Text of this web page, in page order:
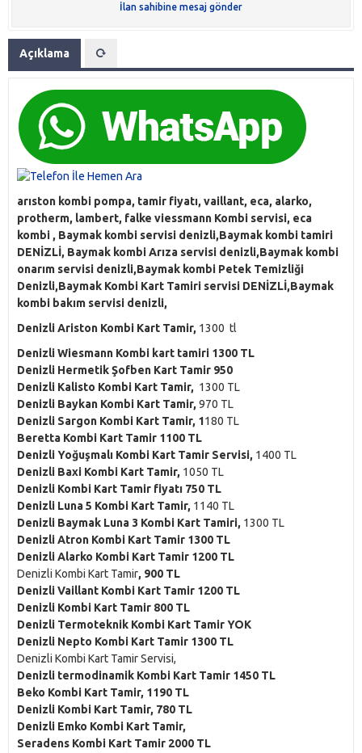
İlan sahibine mesaj gönder
Açıklama
arıston kombi pompa, tamir fiyatı, vaillant, eca, alarko,
protherm, lambert, falke viessmann Kombi servisi, eca
kombi , Baymak kombi servisi denizli,Baymak kombi tamiri
DENİZLİ, Baymak kombi Arıza servisi denizli,Baymak kombi
onarım servisi denizli,Baymak kombi Petek Temizliği
Denizli,Baymak Kombi Kart Tamiri servisi DENİZLİ,Baymak
kombi bakım servisi denizli,
Denizli Ariston Kombi Kart Tamir, 1300 tl
Denizli Wiesmann Kombi kart tamiri 1300 TL
Denizli Hermetik Şofben Kart Tamir 950
Denizli Kalisto Kombi Kart Tamir, 1300 TL
Denizli Baykan Kombi Kart Tamir, 970 TL
Denizli Sargon Kombi Kart Tamir, 1180 TL
Beretta Kombi Kart Tamir 1100 TL
Denizli Yoğuşmalı Kombi Kart Tamir Servisi, 1400 TL
Denizli Baxi Kombi Kart Tamir, 1050 TL
Denizli Kombi Kart Tamir fiyatı 750 TL
Denizli Luna 5 Kombi Kart Tamir, 1140 TL
Denizli Baymak Luna 3 Kombi Kart Tamiri, 1300 TL
Denizli Atron Kombi Kart Tamir 1300 TL
Denizli Alarko Kombi Kart Tamir 1200 TL
Denizli Kombi Kart Tamir, 900 TL
Denizli Vaillant Kombi Kart Tamir 1200 TL
Denizli Kombi Kart Tamir 800 TL
Denizli Termoteknik Kombi Kart Tamir YOK
Denizli Nepto Kombi Kart Tamir 1300 TL
Denizli Kombi Kart Tamir Servisi,
Denizli termodinamik Kombi Kart Tamir 1450 TL
Beko Kombi Kart Tamir, 1190 TL
Denizli Kombi Kart Tamir, 780 TL
Denizli Emko Kombi Kart Tamir,
Seradens Kombi Kart Tamir 2000 TL